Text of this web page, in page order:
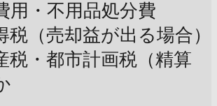
用・不用品処分費
税（売却益が出る場合）
税・都市計画税（精算